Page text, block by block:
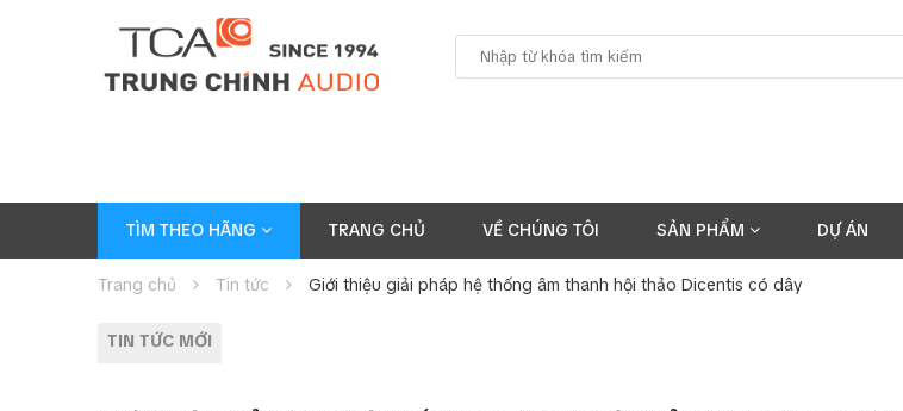
TÌM THEO HÃNG TRANG CHỦ VỀ CHÚNG TÔI SẢN PHẨM DỰ ÁN
Trang chủ Tin tức Giới thiệu giải pháp hệ thống âm thanh hội thảo Dicentis có dây
TIN TỨC MỚI